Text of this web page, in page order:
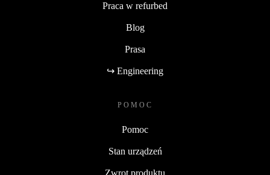
Praca w refurbed
Blog
Prasa
↪ Engineering
POMOC
Pomoc
Stan urządzeń